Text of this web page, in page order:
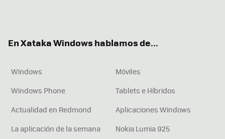
En Xataka Windows hablamos de...
Windows
Móviles
Windows Phone
Tablets e Híbridos
Actualidad en Redmond
Aplicaciones Windows
La aplicación de la semana
Nokia Lumia 925